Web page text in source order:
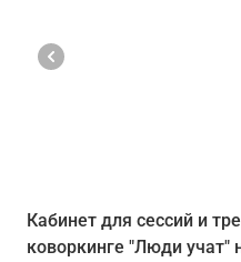
Кабинет для сессий и
коворкинге "Люди учат"